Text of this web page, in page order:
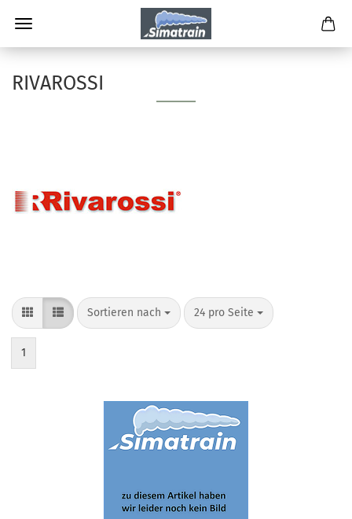
RIVAROSSI
Sortieren nach 24 pro Seite
1